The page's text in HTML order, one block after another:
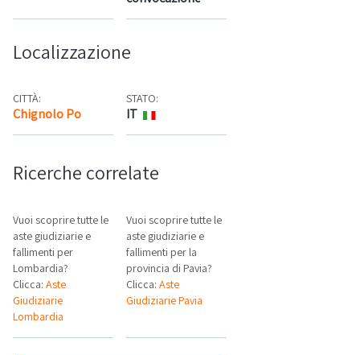
Localizzazione
CITTÀ:
Chignolo Po Mappa
STATO:
IT
Ricerche correlate
Vuoi scoprire tutte le
aste giudiziarie e
fallimenti per
Lombardia?
Clicca: Aste
Giudiziarie
Lombardia
Vuoi scoprire tutte le
aste giudiziarie e
fallimenti per la
provincia di Pavia?
Clicca:Aste
Giudiziarie Pavia